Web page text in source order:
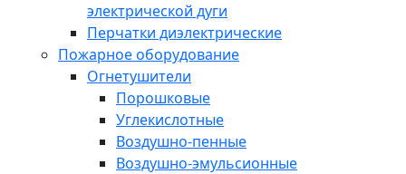
электрической дуги
Перчатки диэлектрические
Пожарное оборудование
Огнетушители
Порошковые
Углекислотные
Воздушно-пенные
Воздушно-эмульсионные